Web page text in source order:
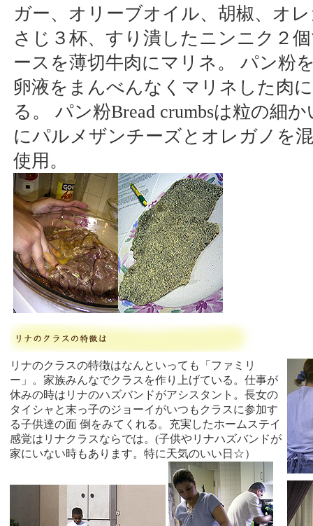
ガー、オリーブオイル、胡椒、オ
さじ３杯、すり潰したニンニク２
ースを薄切牛肉にマリネ。 パン粉
卵液をまんべんなくマリネした肉
る。 パン粉Bread crumbsは粒の細
にパルメザンチーズとオレガノを
使用。
リナのクラスの特徴はなんといっても「ファミリ
ー」。家族みんなでクラスを作り上げている。仕事が
休みの時はリナのハズバンドがアシスタント。長女の
タイシャと末っ子のジョーイがいつもクラスに参加す
る子供達の面 倒をみてくれる。充実したホームステイ
感覚はリナクラスならでは。(子供やリナハズバンドが
家にいない時もあります。特に天気のいい日☆）